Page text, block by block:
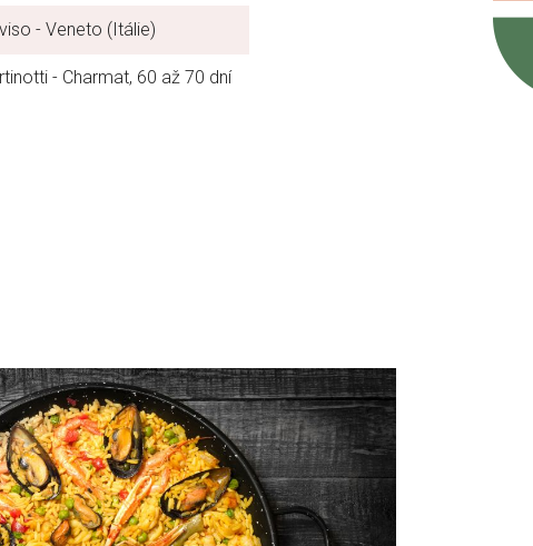
- Veneto (Itálie)
- Charmat, 60 až 70 dní